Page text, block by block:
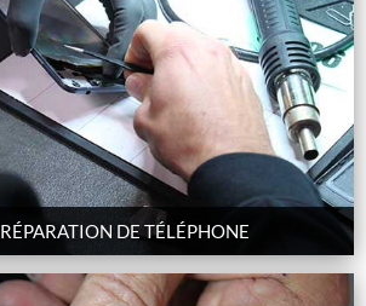
RÉPARATION DE TÉLÉPHONE